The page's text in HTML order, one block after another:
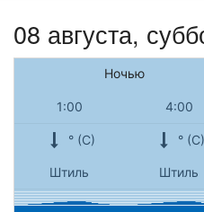
08 августа,
Ночью
1:00 4:00
° (С) ° (С)
Штиль Штиль